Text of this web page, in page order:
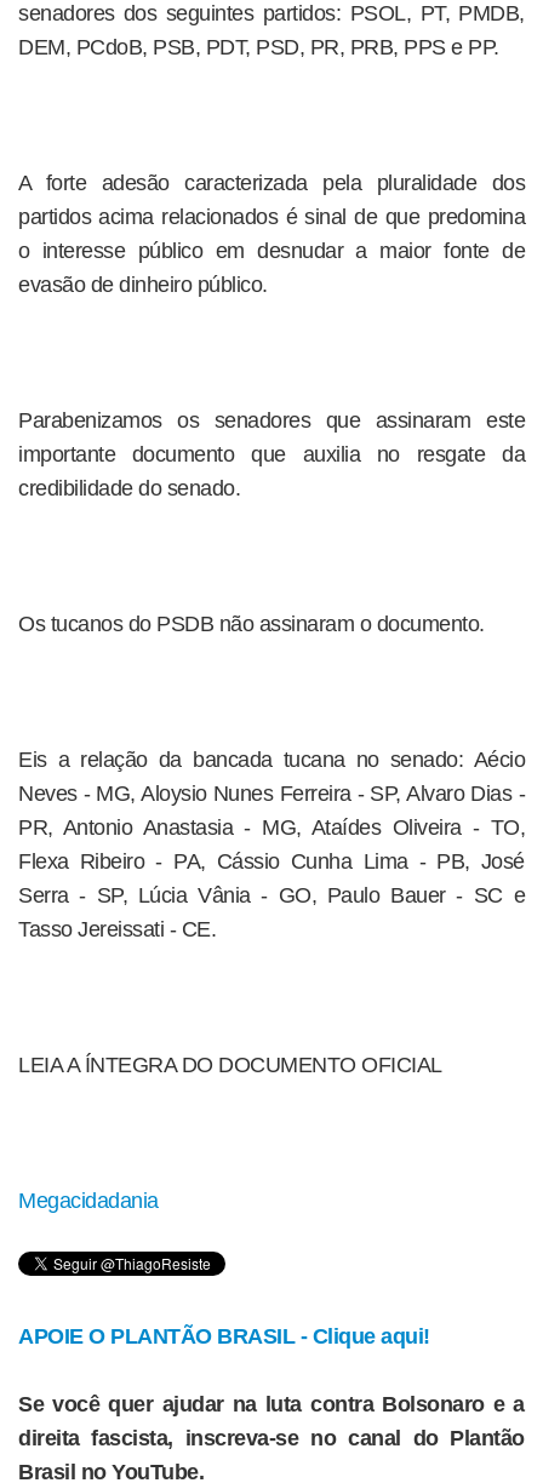
senadores dos seguintes partidos: PSOL, PT, PMDB,
DEM, PCdoB, PSB, PDT, PSD, PR, PRB, PPS e PP.
A forte adesão caracterizada pela pluralidade dos
partidos acima relacionados é sinal de que predomina
o interesse público em desnudar a maior fonte de
evasão de dinheiro público.
Parabenizamos os senadores que assinaram este
importante documento que auxilia no resgate da
credibilidade do senado.
Os tucanos do PSDB não assinaram o documento.
Eis a relação da bancada tucana no senado: Aécio
Neves - MG, Aloysio Nunes Ferreira - SP, Alvaro Dias -
PR, Antonio Anastasia - MG, Ataídes Oliveira - TO,
Flexa Ribeiro - PA, Cássio Cunha Lima - PB, José
Serra - SP, Lúcia Vânia - GO, Paulo Bauer - SC e
Tasso Jereissati - CE.
LEIA A ÍNTEGRA DO DOCUMENTO OFICIAL
Megacidadania
APOIE O PLANTÃO BRASIL - Clique aqui!
Se você quer ajudar na luta contra Bolsonaro e a
direita fascista, inscreva-se no canal do Plantão
Brasil no YouTube.